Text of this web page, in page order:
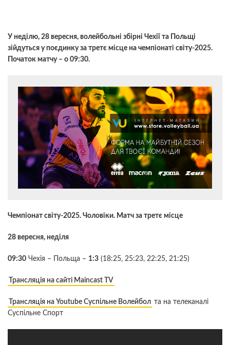
У неділю, 28 вересня, волейбольні збірні Чехії та Польщі
зійдуться у поєдинку за третє місце на чемпіонаті світу-2025.
Початок матчу – о 09:30.
Чемпіонат світу-2025. Чоловіки. Матч за третє місце
28 вересня, неділя
09:30 Чехія – Польща – 1:3 (18:25, 25:23, 22:25, 21:25)
Трансляція на сайті Maincast TV
Трансляція на Youtube Суспільне Волейбол та на телеканалі
Суспільне Спорт